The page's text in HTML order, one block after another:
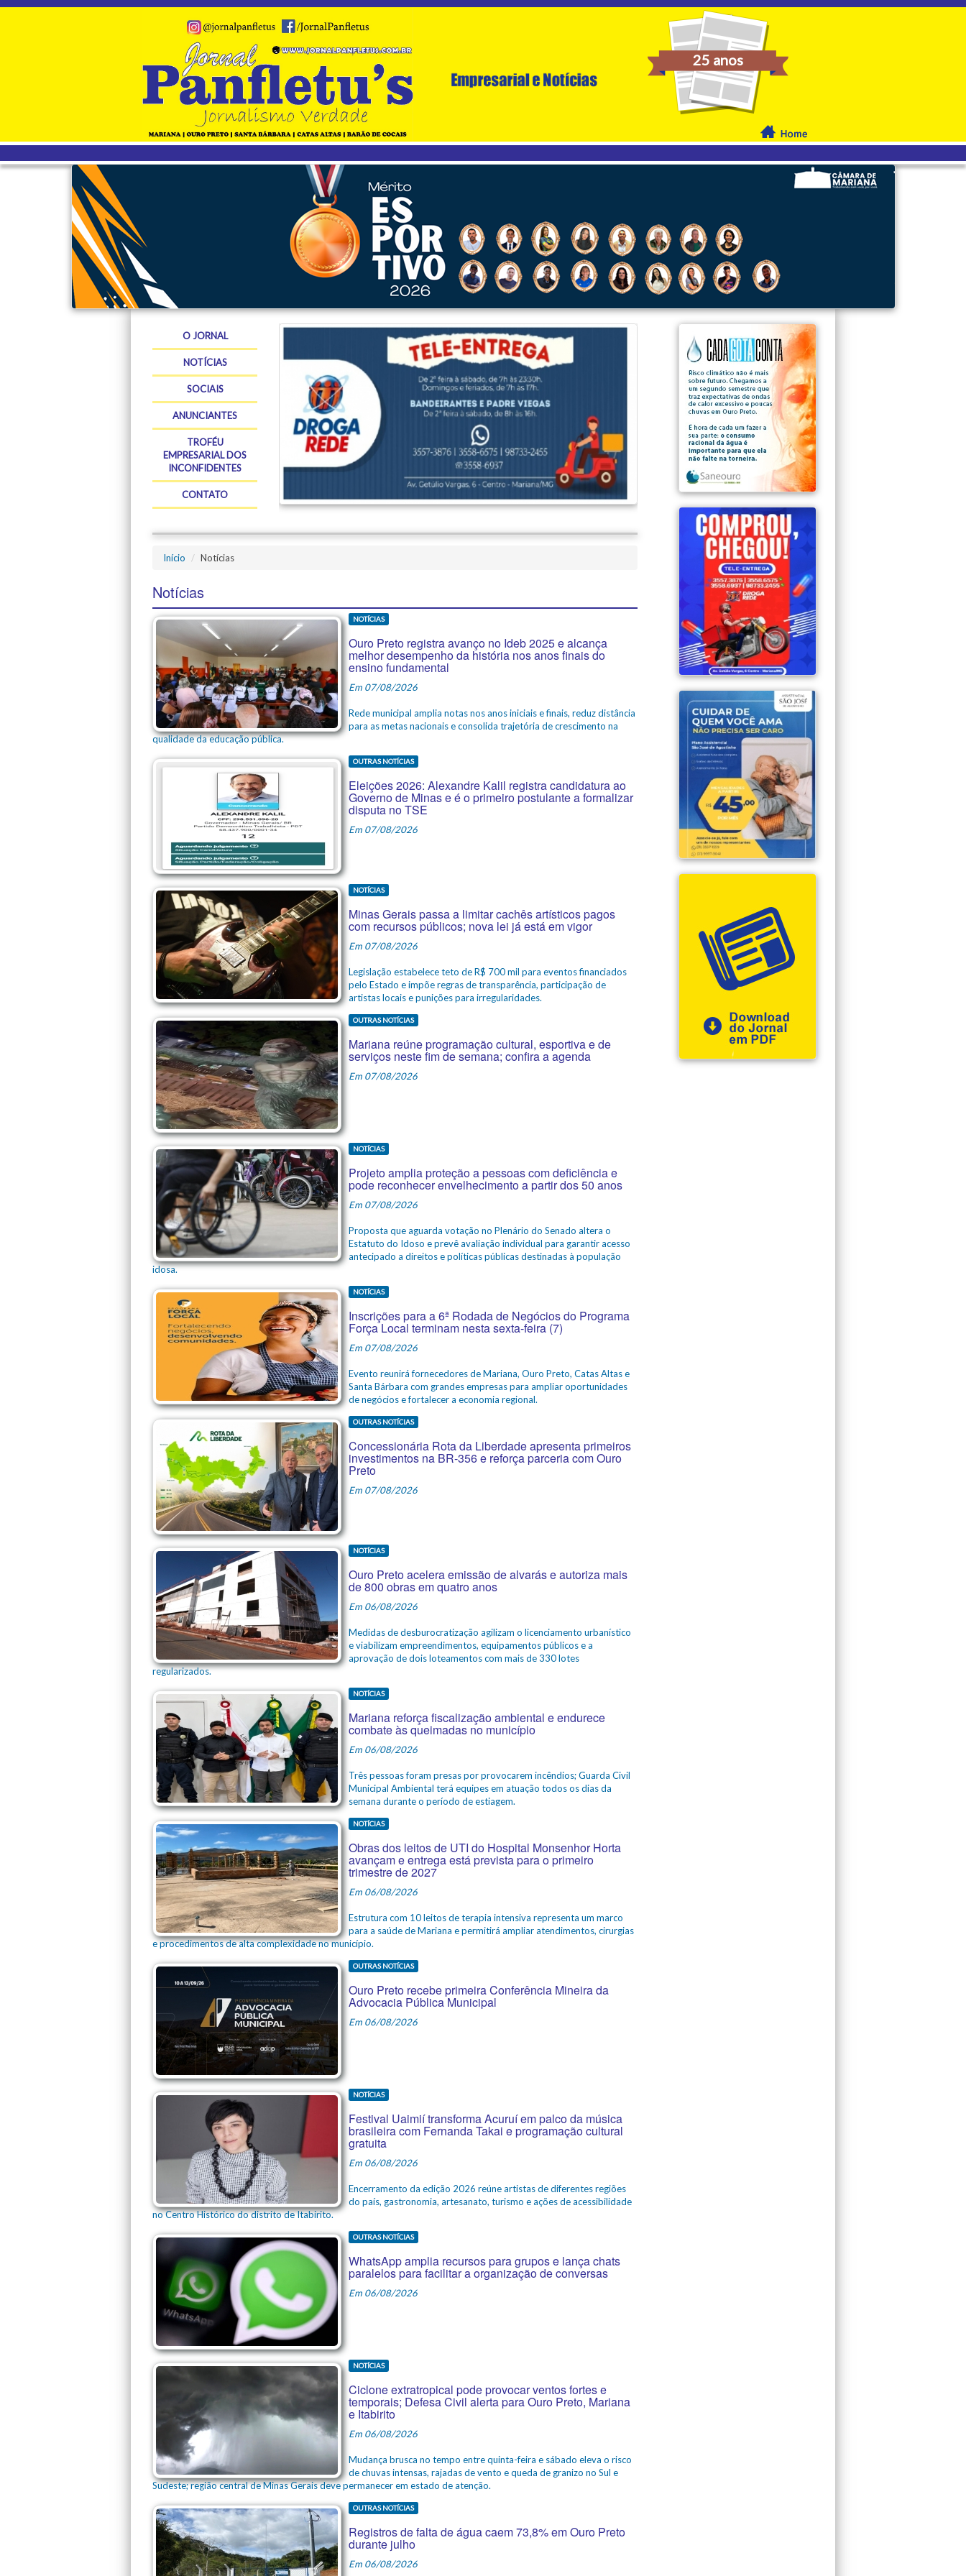
25 anos
O JORNAL
NOTÍCIAS
SOCIAIS
ANUNCIANTES
TROFÉU
EMPRESARIAL DOS
INCONFIDENTES
CONTATO
Início Notícias
Notícias
NOTÍCIAS
Ouro Preto registra avanço no Ideb 2025 e alcança
melhor desempenho da história nos anos finais do
ensino fundamental
Em 07/08/2026
Rede municipal amplia notas nos anos iniciais e finais, reduz distância
para as metas nacionais e consolida trajetória de crescimento na
qualidade da educação pública.
OUTRAS NOTÍCIAS
Eleições 2026: Alexandre Kalil registra candidatura ao
Governo de Minas e é o primeiro postulante a formalizar
disputa no TSE
Em 07/08/2026
NOTÍCIAS
Minas Gerais passa a limitar cachês artísticos pagos
com recursos públicos; nova lei já está em vigor
Em 07/08/2026
Legislação estabelece teto de R$ 700 mil para eventos financiados
pelo Estado e impõe regras de transparência, participação de
artistas locais e punições para irregularidades.
OUTRAS NOTÍCIAS
Mariana reúne programação cultural, esportiva e de
serviços neste fim de semana; confira a agenda
Em 07/08/2026
NOTÍCIAS
Projeto amplia proteção a pessoas com deficiência e
pode reconhecer envelhecimento a partir dos 50 anos
Em 07/08/2026
Proposta que aguarda votação no Plenário do Senado altera o
Estatuto do Idoso e prevê avaliação individual para garantir acesso
antecipado a direitos e políticas públicas destinadas à população
idosa.
NOTÍCIAS
Inscrições para a 6ª Rodada de Negócios do Programa
Força Local terminam nesta sexta-feira (7)
Em 07/08/2026
Evento reunirá fornecedores de Mariana, Ouro Preto, Catas Altas e
Santa Bárbara com grandes empresas para ampliar oportunidades
de negócios e fortalecer a economia regional.
OUTRAS NOTÍCIAS
Concessionária Rota da Liberdade apresenta primeiros
investimentos na BR-356 e reforça parceria com Ouro
Preto
Em 07/08/2026
NOTÍCIAS
Ouro Preto acelera emissão de alvarás e autoriza mais
de 800 obras em quatro anos
Em 06/08/2026
Medidas de desburocratização agilizam o licenciamento urbanístico
e viabilizam empreendimentos, equipamentos públicos e a
aprovação de dois loteamentos com mais de 330 lotes
regularizados.
NOTÍCIAS
Mariana reforça fiscalização ambiental e endurece
combate às queimadas no município
Em 06/08/2026
Três pessoas foram presas por provocarem incêndios; Guarda Civil
Municipal Ambiental terá equipes em atuação todos os dias da
semana durante o período de estiagem.
NOTÍCIAS
Obras dos leitos de UTI do Hospital Monsenhor Horta
avançam e entrega está prevista para o primeiro
trimestre de 2027
Em 06/08/2026
Estrutura com 10 leitos de terapia intensiva representa um marco
para a saúde de Mariana e permitirá ampliar atendimentos, cirurgias
e procedimentos de alta complexidade no município.
OUTRAS NOTÍCIAS
Ouro Preto recebe primeira Conferência Mineira da
Advocacia Pública Municipal
Em 06/08/2026
NOTÍCIAS
Festival Uaimií transforma Acuruí em palco da música
brasileira com Fernanda Takai e programação cultural
gratuita
Em 06/08/2026
Encerramento da edição 2026 reúne artistas de diferentes regiões
do país, gastronomia, artesanato, turismo e ações de acessibilidade
no Centro Histórico do distrito de Itabirito.
OUTRAS NOTÍCIAS
WhatsApp amplia recursos para grupos e lança chats
paralelos para facilitar a organização de conversas
Em 06/08/2026
NOTÍCIAS
Ciclone extratropical pode provocar ventos fortes e
temporais; Defesa Civil alerta para Ouro Preto, Mariana
e Itabirito
Em 06/08/2026
Mudança brusca no tempo entre quinta-feira e sábado eleva o risco
de chuvas intensas, rajadas de vento e queda de granizo no Sul e
Sudeste; região central de Minas Gerais deve permanecer em estado de atenção.
OUTRAS NOTÍCIAS
Registros de falta de água caem 73,8% em Ouro Preto
durante julho
Em 06/08/2026